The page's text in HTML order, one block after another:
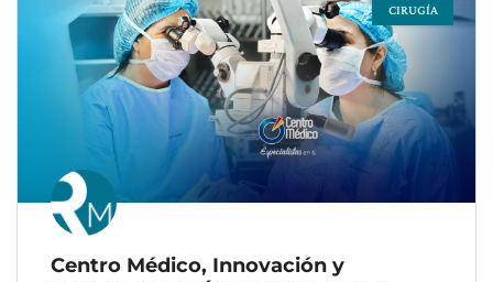
CIRUGÍA
Centro Médico, Innovación y
PagePagePagePagePage